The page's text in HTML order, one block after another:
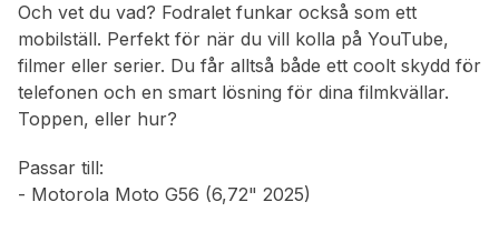
Och vet du vad? Fodralet funkar också som ett
mobilställ. Perfekt för när du vill kolla på YouTube,
filmer eller serier. Du får alltså både ett coolt skydd för
telefonen och en smart lösning för dina filmkvällar.
Toppen, eller hur?
Passar till:
- Motorola Moto G56 (6,72" 2025)